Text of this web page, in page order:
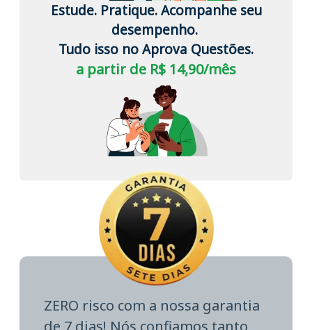
Estude. Pratique. Acompanhe seu
desempenho.
Tudo isso no Aprova Questões.
a partir de R$ 14,90/mês
ZERO risco com a nossa garantia
de 7 dias! Nós confiamos tanto